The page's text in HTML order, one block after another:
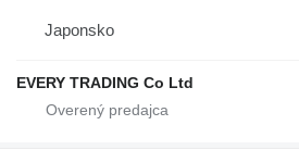
Japonsko
EVERY TRADING Co Ltd